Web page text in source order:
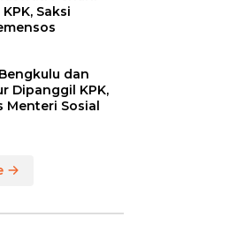
Saksi
dan
Dipanggil KPK,
Menteri Sosial